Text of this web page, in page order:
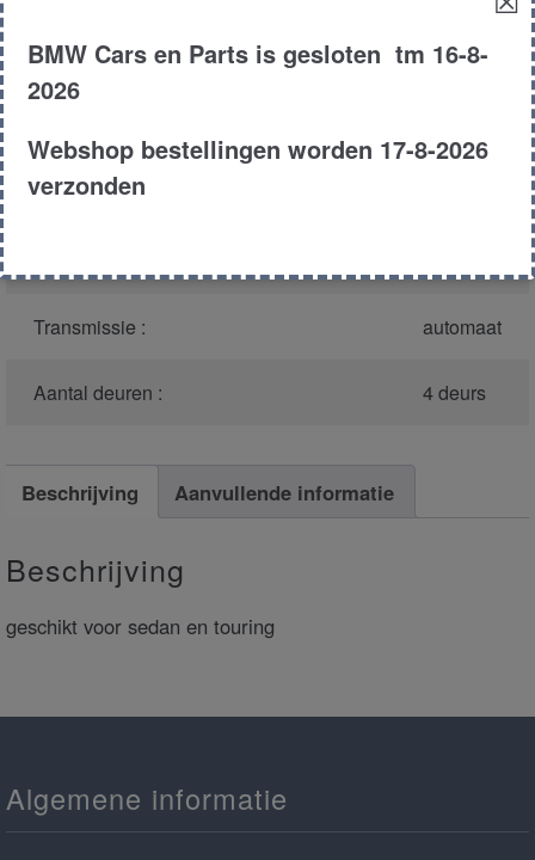
Model : E34
Type :
Transmissie : automaat
Aantal deuren : 4 deurs
Beschrijving Aanvullende informatie
Beschrijving
geschikt voor sedan en touring
Algemene informatie
BMW Cars en Parts is gesloten tm 16-8-
2026
Webshop bestellingen worden 17-8-2026
verzonden